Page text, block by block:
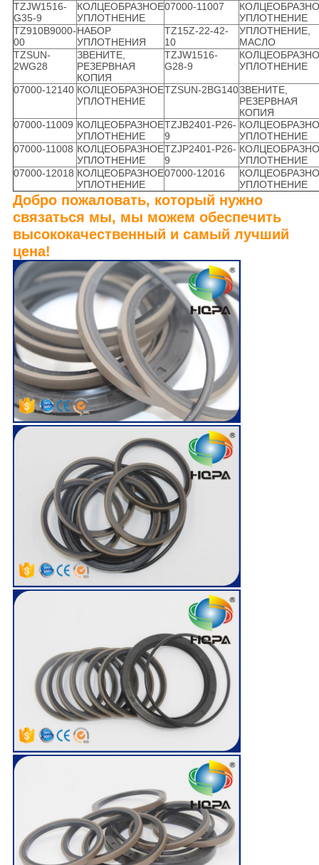
TZJW1516-
G35-9
КОЛЦЕОБРАЗНОЕ
УПЛОТНЕНИЕ
07000-11007
УПЛОТНЕНИЕ
TZ910B9000-
00
НАБОР
УПЛОТНЕНИЯ
TZ15Z-22-42-
10
УПЛОТНЕНИЕ,
МАСЛО
TZSUN-
2WG28
ЗВЕНИТЕ,
РЕЗЕРВНАЯ
КОПИЯ
TZJW1516-
G28-9
УПЛОТНЕНИЕ
07000-12140 КОЛЦЕОБРАЗНОЕ
УПЛОТНЕНИЕ
TZSUN-2BG140ЗВЕНИТЕ,
РЕЗЕРВНАЯ
КОПИЯ
07000-11009 КОЛЦЕОБРАЗНОЕ
УПЛОТНЕНИЕ
TZJB2401-P26-
9
УПЛОТНЕНИЕ
07000-11008 КОЛЦЕОБРАЗНОЕ
УПЛОТНЕНИЕ
TZJP2401-P26-
9
УПЛОТНЕНИЕ
07000-12018 КОЛЦЕОБРАЗНОЕ
УПЛОТНЕНИЕ
07000-12016
УПЛОТНЕНИЕ
Добро пожаловать, который нужно
связаться мы, мы можем обеспечить
высококачественный и самый лучший
цена!